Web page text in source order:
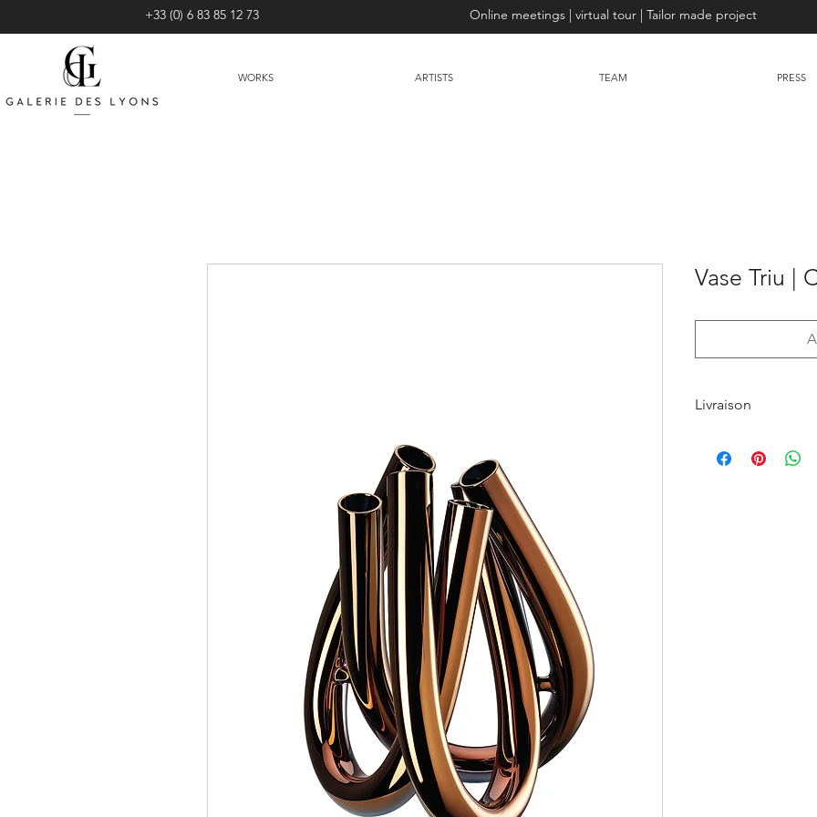
+33 (0) 6 83 85 12 73 Online meetings | virtual tour | Tailor made project
WORKS ARTISTS TEAM PRESS
Vase Triu |
Livraison
Les Produits